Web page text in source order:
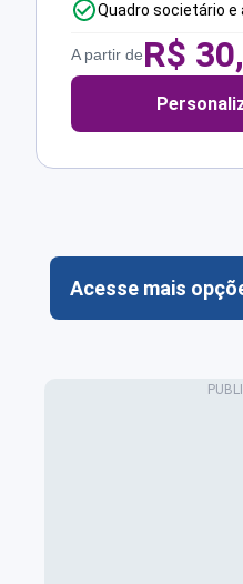
Quadro societário
A partir deR$
Acesse mais